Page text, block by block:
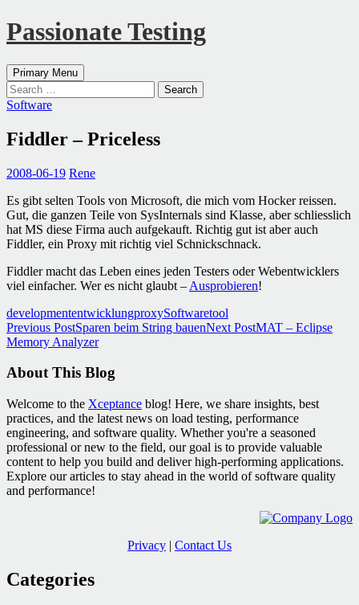
Passionate Testing
Search
Primary Menu Skip
to
content
Search
for:
Software
Fiddler – Priceless
2008-06-19 Rene
Es gibt selten Tools von Microsoft, die mich vom Hocker reissen.
Gut, die ganzen Teile von SysInternals sind Klasse, aber schliesslich
hat MS diese Firma auch aufgekauft. Richtig gut ist aber auch
Fiddler, ein Proxy mit richtig viel Schnickschnack.
Fiddler macht das Leben eines jeden Testers oder Webentwicklers
viel einfacher. Wer es nicht glaubt – Ausprobieren!
developmententwicklungproxySoftwaretool
Post
navigation
Previous PostSparen beim String bauenNext PostMAT – Eclipse
Memory Analyzer
About This Blog
Welcome to the Xceptance blog! Here, we share insights, best
practices, and the latest news on load testing, performance
engineering, and software quality. Whether you're a seasoned
professional or new to the field, our goal is to provide valuable
content to help you build and deliver high-performing applications.
Explore our articles to stay ahead in the world of software quality
and performance!
Privacy | Contact Us
Categories